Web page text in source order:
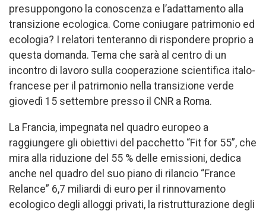
presuppongono la conoscenza e l’adattamento alla
transizione ecologica. Come coniugare patrimonio ed
ecologia? I relatori tenteranno di rispondere proprio a
questa domanda. Tema che sarà al centro di un
incontro di lavoro sulla cooperazione scientifica italo-
francese per il patrimonio nella transizione verde
giovedì 15 settembre presso il CNR a Roma.
La Francia, impegnata nel quadro europeo a
raggiungere gli obiettivi del pacchetto “Fit for 55”, che
mira alla riduzione del 55 % delle emissioni, dedica
anche nel quadro del suo piano di rilancio “France
Relance” 6,7 miliardi di euro per il rinnovamento
ecologico degli alloggi privati, la ristrutturazione degli